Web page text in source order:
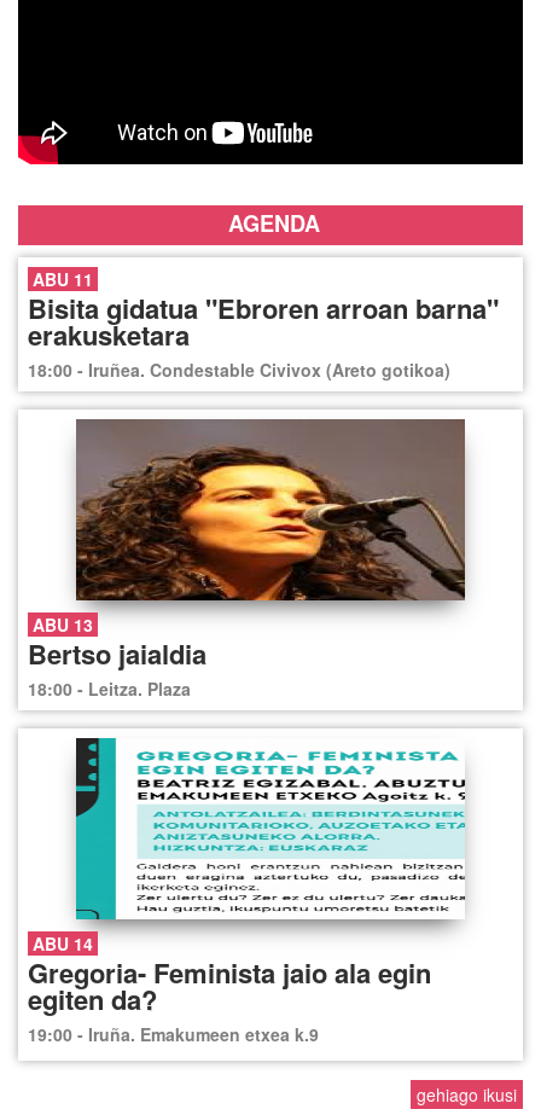
AGENDA
ABU 11
Bisita gidatua "Ebroren arroan barna"
erakusketara
18:00 - Iruñea. Condestable Civivox (Areto gotikoa)
ABU 13
Bertso jaialdia
18:00 - Leitza. Plaza
ABU 14
Gregoria- Feminista jaio ala egin
egiten da?
19:00 - Iruña. Emakumeen etxea k.9
gehiago ikusi